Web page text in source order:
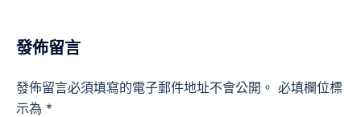
發佈留言
發佈留言必須填寫的電子郵件地址不會公開。 必填欄位標
示為 *